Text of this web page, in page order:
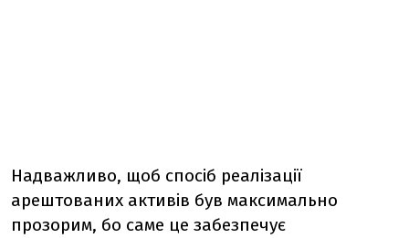
Надважливо, щоб спосіб реалізації
арештованих активів був максимально
прозорим, бо саме це забезпечує